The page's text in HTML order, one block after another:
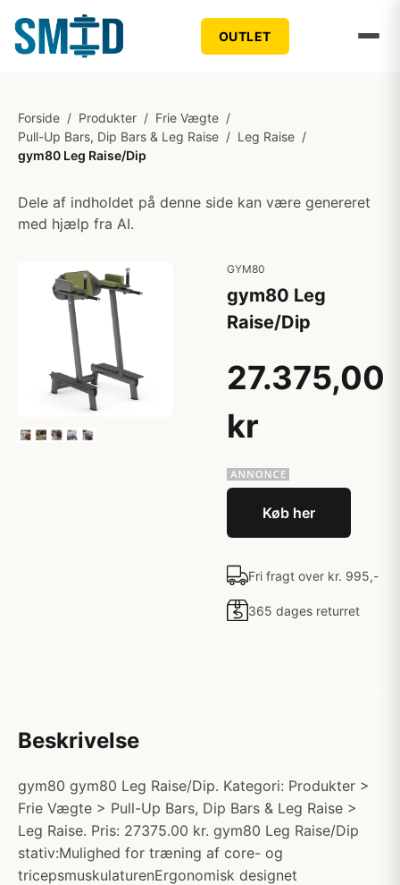
OUTLET
Forside / Produkter / Frie Vægte /
Pull-Up Bars, Dip Bars & Leg Raise / Leg Raise /
gym80 Leg Raise/Dip
Dele af indholdet på denne side kan være genereret
med hjælp fra AI.
GYM80
gym80 Leg
Raise/Dip
27.375,00
kr
Køb her
Fri fragt over kr. 995,-
365 dages returret
Beskrivelse
gym80 gym80 Leg Raise/Dip. Kategori: Produkter >
Frie Vægte > Pull-Up Bars, Dip Bars & Leg Raise >
Leg Raise. Pris: 27375.00 kr. gym80 Leg Raise/Dip
stativ:Mulighed for træning af core- og
tricepsmuskulaturenErgonomisk designet